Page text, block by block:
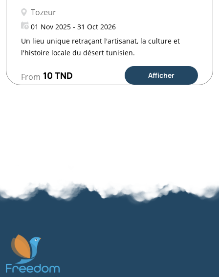
Tozeur
01 Nov 2025 - 31 Oct 2026
Un lieu unique retraçant l'artisanat, la culture et
l'histoire locale du désert tunisien.
From 10 TND Afficher